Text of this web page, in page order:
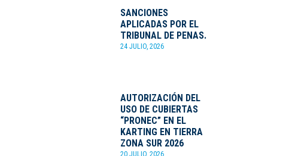
SANCIONES
APLICADAS POR EL
TRIBUNAL DE PENAS.
24 JULIO, 2026
AUTORIZACIÓN DEL
USO DE CUBIERTAS
“PRONEC” EN EL
KARTING EN TIERRA
ZONA SUR 2026
20 JULIO, 2026